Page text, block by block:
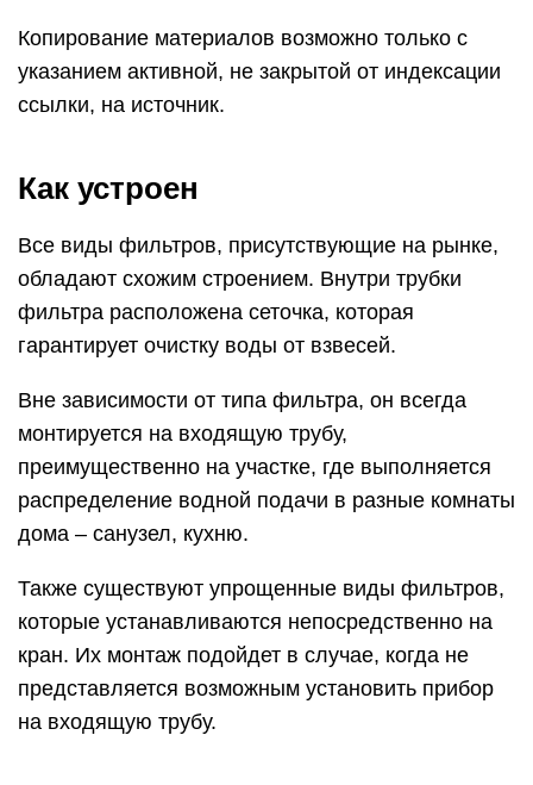
Копирование материалов возможно только с
указанием активной, не закрытой от индексации
ссылки, на источник.
Как устроен
Все виды фильтров, присутствующие на рынке,
обладают схожим строением. Внутри трубки
фильтра расположена сеточка, которая
гарантирует очистку воды от взвесей.
Вне зависимости от типа фильтра, он всегда
монтируется на входящую трубу,
преимущественно на участке, где выполняется
распределение водной подачи в разные комнаты
дома – санузел, кухню.
Также существуют упрощенные виды фильтров,
которые устанавливаются непосредственно на
кран. Их монтаж подойдет в случае, когда не
представляется возможным установить прибор
на входящую трубу.